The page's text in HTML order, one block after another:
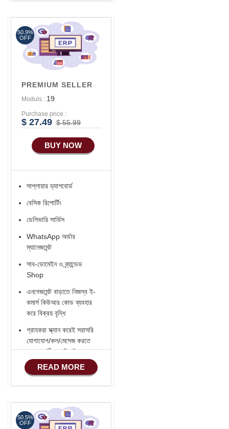
PREMIUM SELLER
Moduls : 19
Purchase price :
$ 27.49 $ 55.99
BUY NOW
সাপ্লায়ার ড্যাশবোর্ড
বেসিক রিপোর্টিং
ডেলিভারি সার্ভিস
WhatsApp অর্ডার
ম্যানেজমেন্ট
সাব-ডোমেইন ও ব্র্যান্ডেড
Shop
এনগেজমেন্ট বাড়াতে নিজস্ব ই-
কমার্স কিউআর কোড ব্যবহার
করে বিক্রয় বৃদ্ধি
গ্রাহকরা স্ক্যান করেই সরাসরি
যোগাযোগ/কল/মেসেজ করতে
পারবেন (ঠিকানা/ইমেইল -
হোয়াটসঅ্যাপ - ফোন)
Verified ভেন্ডর Badge
(Facebook -
YouTube - INSTRA -
READ MORE
50.9%
OFF
50.5%
OFF